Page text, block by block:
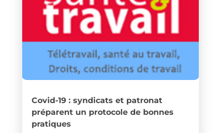
Covid-19 : syndicats et patronat
préparent un protocole de bonnes
pratiques